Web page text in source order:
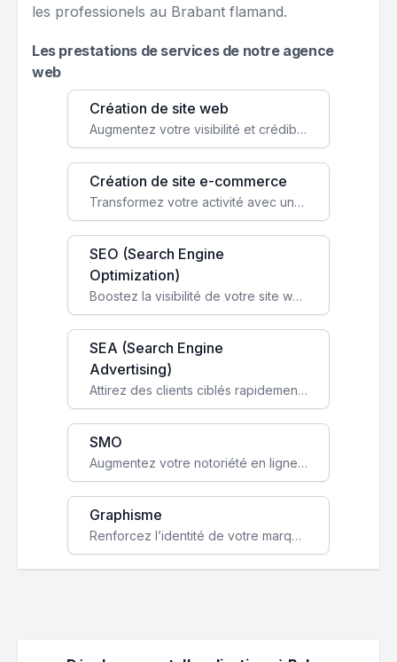
les professionels au Brabant flamand.
Les prestations de services de notre agence
web
Création de site web
Augmentez votre visibilité et crédibilité en ligne avec un site web performant, conçu pour attirer plus de clients.
Création de site e-commerce
Transformez votre activité avec une boutique en ligne, accessible à l'échelle mondiale 24/7.
SEO (Search Engine
Optimization)
Boostez la visibilité de votre site web sur Google et attirez du trafic qualifié grâce à nos stratégies SEO.
SEA (Search Engine
Advertising)
Attirez des clients ciblés rapidement avec des campagnes publicitaires payantes optimisées pour vos objectifs.
SMO
Augmentez votre notoriété en ligne et stimulez la croissance de votre entreprise grâce à une stratégie sociale sur mesure.
Graphisme
Renforcez l’identité de votre marque avec un design unique qui capte l’attention et engage vos clients.